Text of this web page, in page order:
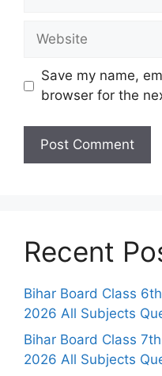
Website
Save my name,
browser for the
Recent
Bihar Board Class
2026 All Subjects
Bihar Board Class
2026 All Subjects